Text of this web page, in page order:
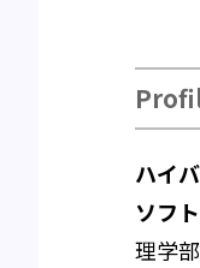
ハイ
ソフ
理学